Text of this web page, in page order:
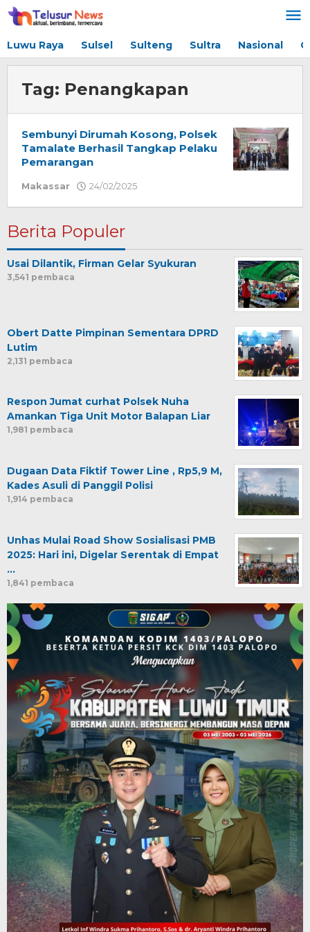
Lewati
ke
Luwu Raya Sulsel Sulteng Sultra Nasional
Tag: Penangkapan
Sembunyi Dirumah Kosong, Polsek
Tamalate Berhasil Tangkap Pelaku
Pemarangan
Makassar 24/02/2025
Berita Populer
Usai Dilantik, Firman Gelar Syukuran
3,541 pembaca
Obert Datte Pimpinan Sementara DPRD
Lutim
2,131 pembaca
Respon Jumat curhat Polsek Nuha
Amankan Tiga Unit Motor Balapan Liar
1,981 pembaca
Dugaan Data Fiktif Tower Line , Rp5,9 M,
Kades Asuli di Panggil Polisi
1,914 pembaca
Unhas Mulai Road Show Sosialisasi PMB
2025: Hari ini, Digelar Serentak di Empat
…
1,841 pembaca